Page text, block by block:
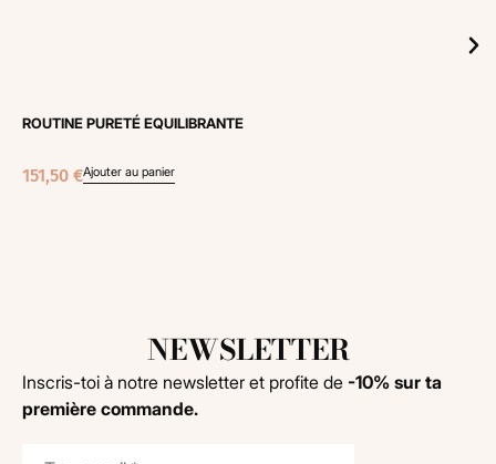
ROUTINE PURETÉ EQUILIBRANTE
151,50 €Ajouter au panier
NEWSLETTER
Inscris-toi à notre newsletter et profite de -10% sur ta
première commande.